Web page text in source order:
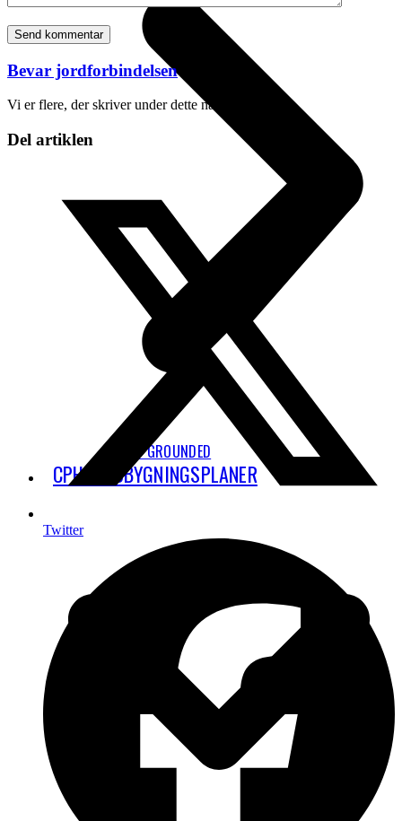
STAY GROUNDED
CPH’S UDBYGNINGSPLANER
Bevar jordforbindelsen
Vi er flere, der skriver under dette navn.
Del artiklen
Twitter